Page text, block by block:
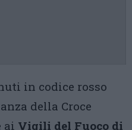
in codice rosso
della Croce
ai Vigili del Fuoco di